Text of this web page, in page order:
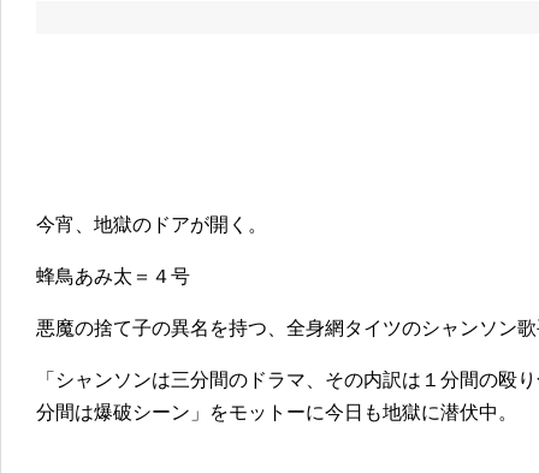
今宵、地獄のドアが開く。
蜂鳥あみ太＝４号
悪魔の捨て子の異名を持つ、全身網タイツのシャンソン
「シャンソンは三分間のドラマ、その内訳は１分間の殴
分間は爆破シーン」をモットーに今日も地獄に潜伏中。